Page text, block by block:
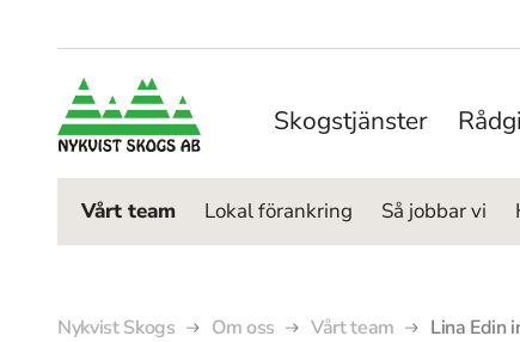
Skogstjänster
Vårt team Lokal förankring Så jobbar vi
Nykvist Skogs Om oss Vårt team Lina Edin